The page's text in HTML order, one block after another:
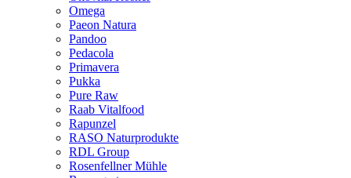
Omega
Paeon Natura
Pandoo
Pedacola
Primavera
Pukka
Pure Raw
Raab Vitalfood
Rapunzel
RASO Naturprodukte
RDL Group
Rosenfellner Mühle